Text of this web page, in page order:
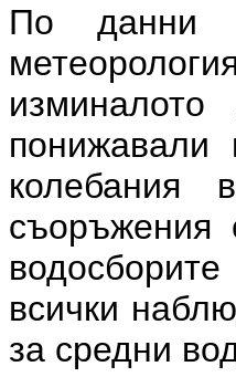
По данни
понижавали
колебания
съоръжения
всички
за средни